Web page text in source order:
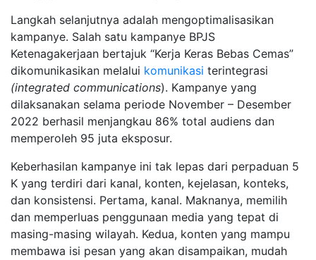
Langkah selanjutnya adalah mengoptimalisasikan
kampanye. Salah satu kampanye BPJS
Ketenagakerjaan bertajuk “Kerja Keras Bebas Cemas”
dikomunikasikan melalui komunikasi terintegrasi
(integrated communications). Kampanye yang
dilaksanakan selama periode November – Desember
2022 berhasil menjangkau 86% total audiens dan
memperoleh 95 juta eksposur.
Keberhasilan kampanye ini tak lepas dari perpaduan 5
K yang terdiri dari kanal, konten, kejelasan, konteks,
dan konsistensi. Pertama, kanal. Maknanya, memilih
dan memperluas penggunaan media yang tepat di
masing-masing wilayah. Kedua, konten yang mampu
membawa isi pesan yang akan disampaikan, mudah